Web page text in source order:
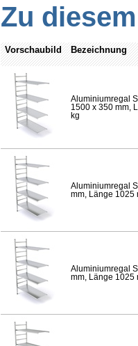
Zu
Vorschaubild Bezeichnung
Aluminiumregal
1500 x 350 mm,
kg
Aluminiumregal
mm, Länge 1025
Aluminiumregal
mm, Länge 1025